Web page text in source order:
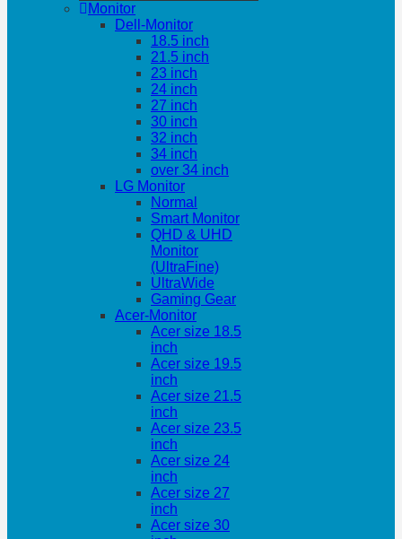
Monitor
Dell-Monitor
18.5 inch
21.5 inch
23 inch
24 inch
27 inch
30 inch
32 inch
34 inch
over 34 inch
LG Monitor
Normal
Smart Monitor
QHD & UHD
Monitor
(UltraFine)
UltraWide
Gaming Gear
Acer-Monitor
Acer size 18.5
inch
Acer size 19.5
inch
Acer size 21.5
inch
Acer size 23.5
inch
Acer size 24
inch
Acer size 27
inch
Acer size 30